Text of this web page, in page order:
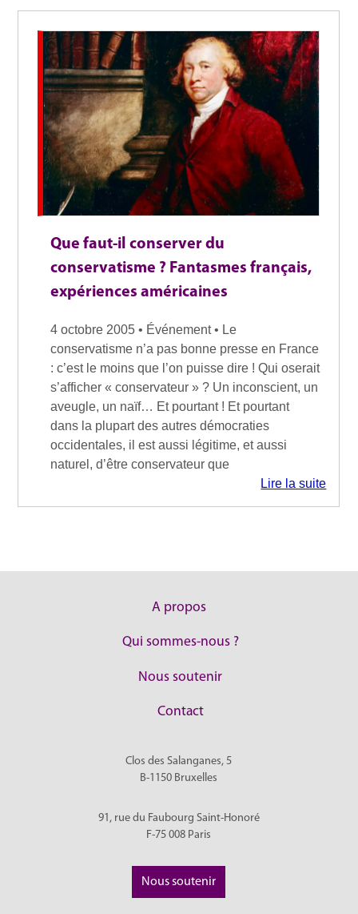
Que faut-il conserver du
conservatisme ? Fantasmes français,
expériences américaines
4 octobre 2005 • Événement • Le
conservatisme n’a pas bonne presse en France
: c’est le moins que l’on puisse dire ! Qui oserait
s’afficher « conservateur » ? Un inconscient, un
aveugle, un naïf… Et pourtant ! Et pourtant
dans la plupart des autres démocraties
occidentales, il est aussi légitime, et aussi
naturel, d’être conservateur que
Lire la suite
A propos
Qui sommes-nous ?
Nous soutenir
Contact
Clos des Salanganes, 5
B-1150 Bruxelles
91, rue du Faubourg Saint-Honoré
F-75 008 Paris
Nous soutenir